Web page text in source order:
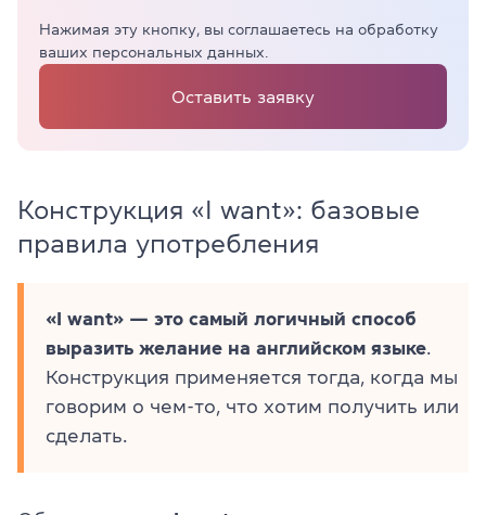
Нажимая эту кнопку, вы соглашаетесь на обработку
ваших персональных данных.
Оставить заявку
Конструкция «I want»: базовые
правила употребления
«I want» — это самый логичный способ
выразить желание на английском языке
Конструкция применяется тогда, когда мы
говорим о чем-то, что хотим получить или
сделать.